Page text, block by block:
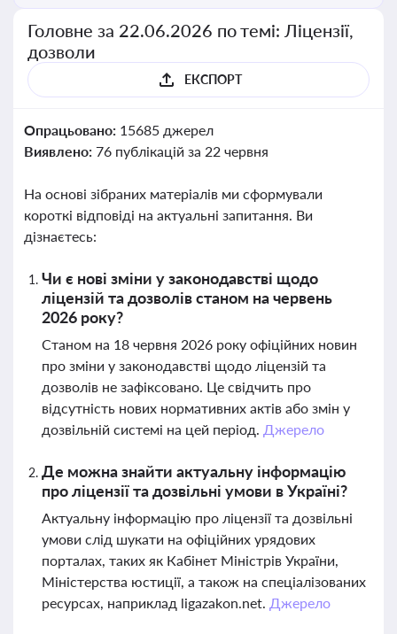
Головне за 22.06.2026 по темі: Ліцензії,
дозволи
ЕКСПОРТ
Опрацьовано: 15685 джерел
Виявлено: 76 публікацій за 22 червня
На основі зібраних матеріалів ми сформували
короткі відповіді на актуальні запитання. Ви
дізнаєтесь:
Чи є нові зміни у законодавстві щодо
ліцензій та дозволів станом на червень
2026 року?
Станом на 18 червня 2026 року офіційних новин
про зміни у законодавстві щодо ліцензій та
дозволів не зафіксовано. Це свідчить про
відсутність нових нормативних актів або змін у
дозвільній системі на цей період. Джерело
Де можна знайти актуальну інформацію
про ліцензії та дозвільні умови в Україні?
Актуальну інформацію про ліцензії та дозвільні
умови слід шукати на офіційних урядових
порталах, таких як Кабінет Міністрів України,
Міністерства юстиції, а також на спеціалізованих
ресурсах, наприклад ligazakon.net. Джерело